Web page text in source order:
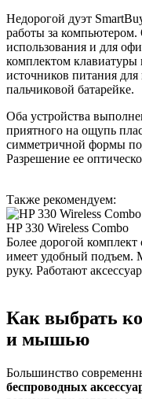
Недорогой дуэт
работы за
использования и для
комплектом
источников питания для
пальчиковой батарейке.
Оба устройства
приятного на ощупь
симметричной формы
Разрешение ее
Также рекомендуем:
HP 330 Wireless Combo
Более дорогой
имеет удобный подъем.
руку. Работают
Как выбрать
и мышью
Большинство
беспроводных